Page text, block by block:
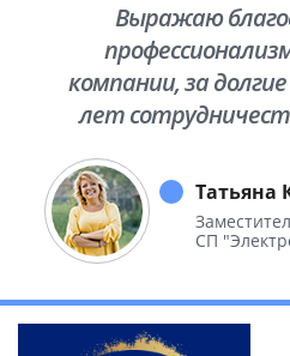
Выражаю
компании, за
лет
необъятной
Татьяна
СП